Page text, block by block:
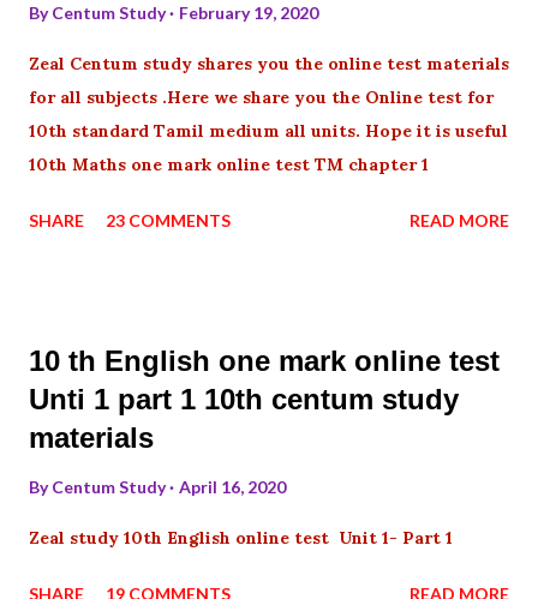
ByCentum Study February 19, 2020
Zeal Centum study shares you the online test materials
for all subjects .Here we share you the Online test for
10th standard Tamil medium all units. Hope it is useful
10th Maths one mark online test TM chapter 1
SHARE 23 COMMENTS READ MORE
10 th English one mark online test
Unti 1 part 1 10th centum study
materials
ByCentum Study April 16, 2020
Zeal study 10th English online test Unit 1- Part 1
SHARE 19 COMMENTS READ MORE